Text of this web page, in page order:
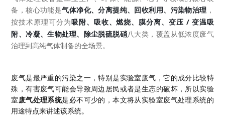
TLM
Others
离子注入设备
快速热处理设备
外延设备
硅片硅块厚度
X射线形貌仪
Thin-Film Lithium Niobate
TLM配件
标准样品（光伏）
Plasma Local Scrubber
Laser dust particle counter
薄层电阻量测系统
备，核心功能是气体净化、分离提纯、回收利用、污染物治理 ，
按技术原理可分为吸附、吸收、燃烧、膜分离、变压 / 变温吸
附、冷凝、生物处理、除尘脱硫脱硝八大类，覆盖从低浓度废气
治理到高纯气体制备的全场景。
废气是最严重的污染之一，特别是实验室废气，它的成分比较特
殊，有害废气可能会导致周边居民或者是生态的破坏，所以实验
室废气处理系统是必不可少的，本文将从实验室废气处理系统的
用途特点来讲述该系统。